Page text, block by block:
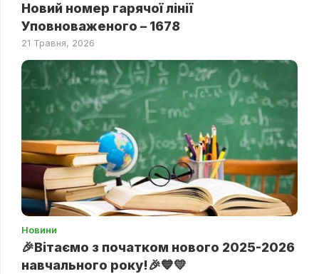
Новий номер гарячої лінії
Уповноваженого – 1678
21 Травня, 2026
Новини
🎉Вітаємо з початком нового 2025-2026
навчального року!🎉💙💛